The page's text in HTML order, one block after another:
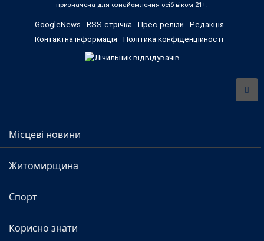
призначена для ознайомлення осіб віком 21+.
GoogleNews RSS-стрічка Прес-релізи
Редакція
Контактна інформація
Політика конфіденційності
Місцеві новини
Житомирщина
Спорт
Корисно знати